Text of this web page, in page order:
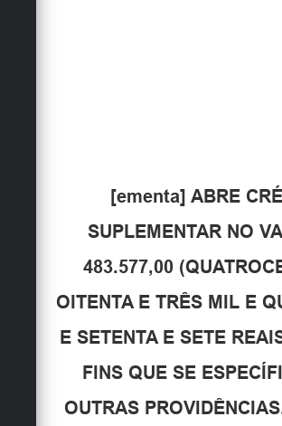
Telefones Úteis
Contato
Sala M. do Empreendedor
[ementa] ABRE
SUPLEMENTAR NO
483.577,00
OITENTA E TRÊS MIL E
E SETENTA E SETE
FINS QUE SE
OUTRAS